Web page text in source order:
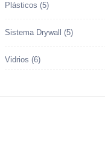
Plásticos (5)
Sistema Drywall (5)
Vidrios (6)